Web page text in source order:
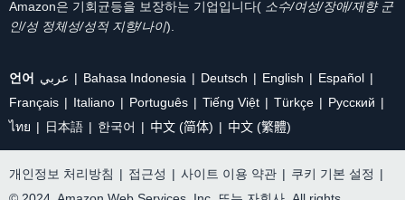
Amazon은 기회균등을 보장하는 기업입니다( 소수/여성/장애/재향 군
인/성 정체성/성적 지향/나이).
언어 عربي Bahasa Indonesia Deutsch English
Español
Français
Italiano Português Tiếng Việt Türkçe
Ρусский
ไทย
日本語 한국어 中文 (简体) 中文 (繁體)
개인정보 처리방침 | 접근성 | 사이트 이용 약관 | 쿠키 기본 설정 |